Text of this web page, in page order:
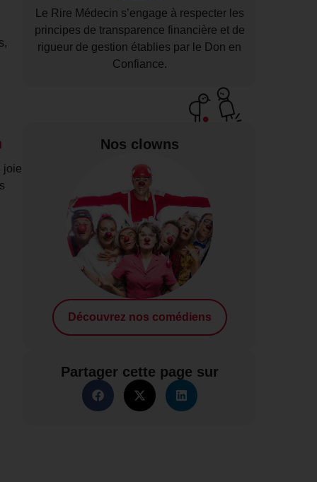
joie
Le Rire Médecin s’engage à respecter les
principes de transparence financière et de
rigueur de gestion établies par le Don en
Confiance.
Nos clowns
Découvrez nos comédiens
Partager cette page sur